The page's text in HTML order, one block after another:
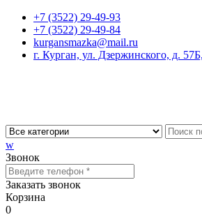
+7 (3522) 29-49-93
+7 (3522) 29-49-84
kurgansmazka@mail.ru
г. Курган, ул. Дзержинского, д.
w
Звонок
Заказать звонок
Корзина
0